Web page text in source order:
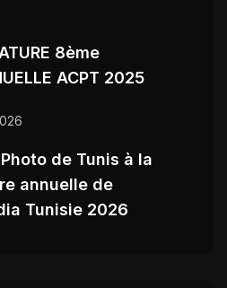
8ème
ACPT 2025
de Tunis à la
annuelle de
Tunisie 2026